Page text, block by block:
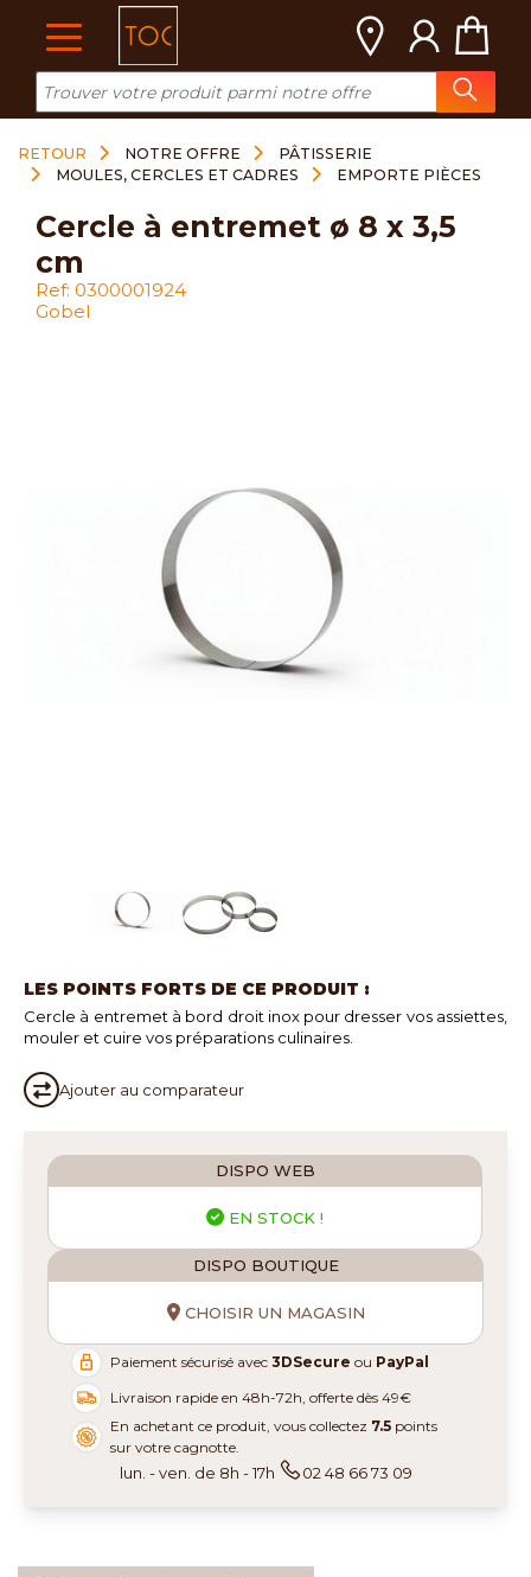
RETOUR NOTRE OFFRE
PÂTISSERIE
MOULES, CERCLES ET CADRES
EMPORTE PIÈCES
LES POINTS FORTS DE CE PRODUIT :
Cercle à entremet à bord droit inox pour dresser vos assiettes,
mouler et cuire vos préparations culinaires.
Ajouter au comparateur
cercle à entremet ø 8 x 3,5
cm
Ref: 0300001924
Gobel
DISPO WEB
EN STOCK !
DISPO BOUTIQUE
CHOISIR UN MAGASIN
Paiement sécurisé avec3DSecure ou PayPal
Livraison rapide en 48h-72h, offerte dès 49€
En achetant ce produit, vous collectez 7.5 points
sur votre cagnotte.
lun. - ven. de 8h - 17h 02 48 66 73 09
Cookies management panel